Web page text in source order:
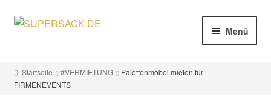
Menü
#VERMIETUNG
Startseite #VERMIETUNG
Palettenmöbel mieten für
FIRMENEVENTS